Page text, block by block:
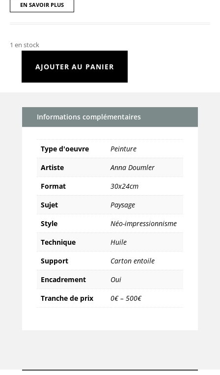
EN SAVOIR PLUS
1 en stock
quantité
AJOUTER AU PANIER
Informations complémentaires
Type d'oeuvre
Peinture
Artiste
Anna Doumler
Format
30x24cm
Sujet
Paysage
Style
Néo-impressionnisme
Technique
Huile
Support
Carton entoile
Encadrement
Oui
Tranche de prix
0€ – 500€